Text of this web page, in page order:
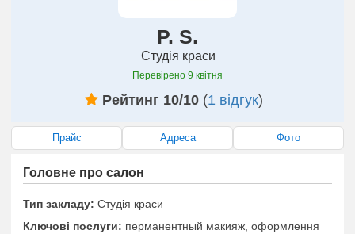
P. S.
Студія краси
Перевірено 9 квітня
Рейтинг 10/10(1 відгук)
Прайс Адреса Фото
Головне про салон
Тип закладу: Студія краси
Ключові послуги: перманентный макияж, оформлення